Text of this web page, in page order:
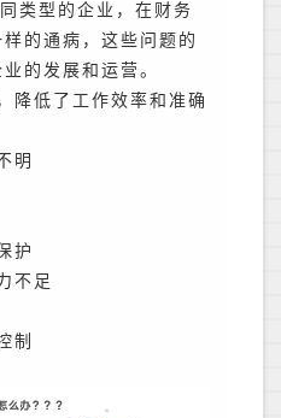
类型的企业，在财务
的通病，这些问题的
的发展和运营。
降低了工作效率和准确
明
护
不足
制